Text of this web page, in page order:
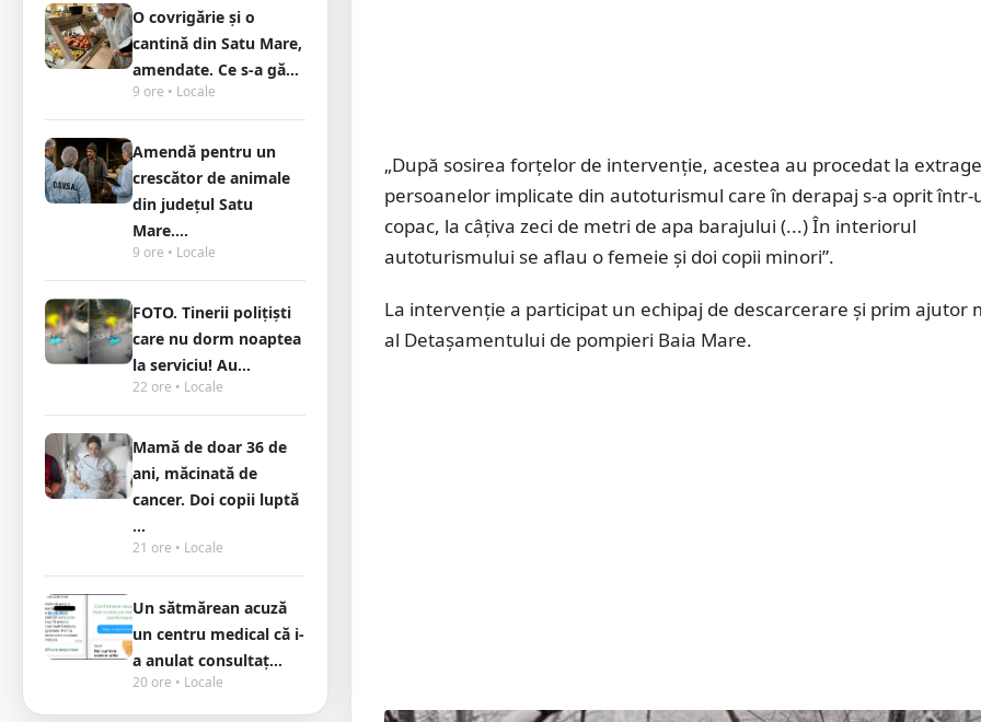
O covrigărie și o
cantină din Satu Mare,
amendate. Ce s-a gă...
9 ore • Locale
Amendă pentru un
crescător de animale
din județul Satu
Mare....
9 ore • Locale
FOTO. Tinerii polițiști
care nu dorm noaptea
la serviciu! Au...
22 ore • Locale
Mamă de doar 36 de
ani, măcinată de
cancer. Doi copii luptă
...
21 ore • Locale
Un sătmărean acuză
un centru medical că i-
a anulat consultaț...
20 ore • Locale
„După sosirea forţelor de intervenţie, acestea au procedat la
persoanelor implicate din autoturismul care în derapaj s-a oprit într-
copac, la câţiva zeci de metri de apa barajului (...) În interiorul
autoturismului se aflau o femeie şi doi copii minori”.
La intervenţie a participat un echipaj de descarcerare şi prim ajutor
al Detaşamentului de pompieri Baia Mare.